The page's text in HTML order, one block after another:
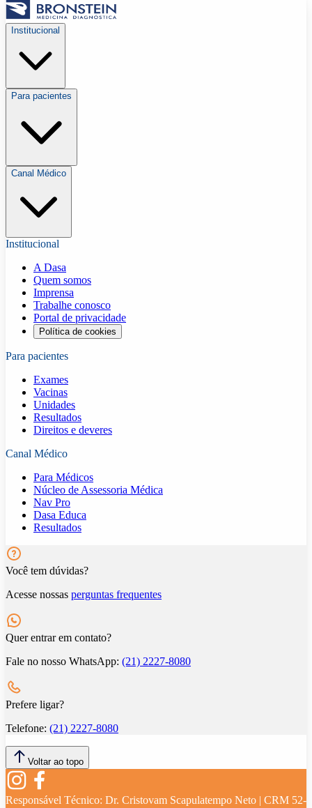
Institucional
Para pacientes
Canal Médico
Institucional
A Dasa
Quem somos
Imprensa
Trabalhe conosco
Portal de privacidade
Política de cookies
Para pacientes
Exames
Vacinas
Unidades
Resultados
Direitos e deveres
Canal Médico
Para Médicos
Núcleo de Assessoria Médica
Nav Pro
Dasa Educa
Resultados
Você tem dúvidas?
Acesse nossas perguntas frequentes
Quer entrar em contato?
Fale no nosso WhatsApp: (21) 2227-8080
Prefere ligar?
Telefone: (21) 2227-8080
Voltar ao topo
Responsável Técnico: Dr. Cristovam Scapulatempo Neto | CRM 52-